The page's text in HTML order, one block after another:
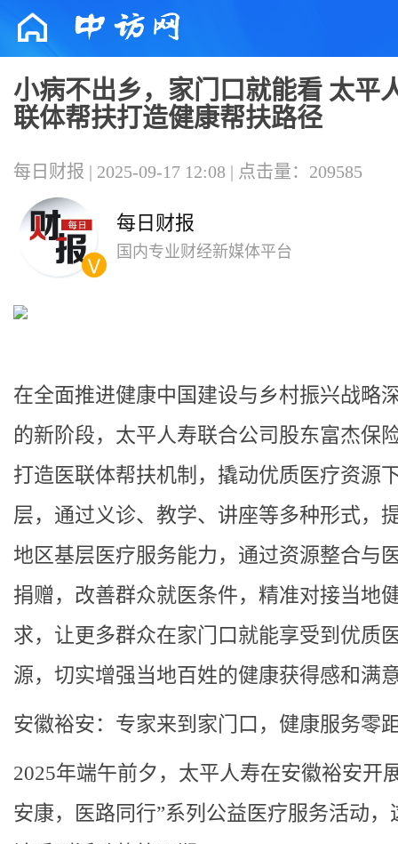
小病不出乡，家门口就能看 太平
联体帮扶打造健康帮扶路径
每日财报 | 2025-09-17 12:08 | 点击量：209585
每日财报
国内专业财经新媒体平台
在全面推进健康中国建设与乡村振兴战略
的新阶段，太平人寿联合公司股东富杰保
打造医联体帮扶机制，撬动优质医疗资源
层，通过义诊、教学、讲座等多种形式，
地区基层医疗服务能力，通过资源整合与
捐赠，改善群众就医条件，精准对接当地
求，让更多群众在家门口就能享受到优质
源，切实增强当地百姓的健康获得感和满
安徽裕安：专家来到家门口，健康服务零
2025年端午前夕，太平人寿在安徽裕安开
安康，医路同行”系列公益医疗服务活动，